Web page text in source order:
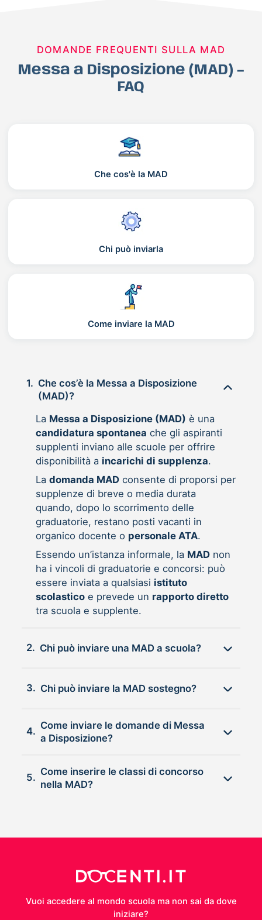
DOMANDE FREQUENTI SULLA MAD
Messa a Disposizione (MAD) –
FAQ
Che cos'è la MAD
Chi può inviarla
Come inviare la MAD
1. Che cos’è la Messa a Disposizione
(MAD)?
La Messa a Disposizione (MAD) è una
candidatura spontanea che gli aspiranti
supplenti inviano alle scuole per offrire
disponibilità a incarichi di supplenza.
La domanda MADconsente di proporsi per
supplenze di breve o media durata
quando, dopo lo scorrimento delle
graduatorie, restano posti vacanti in
organico docente o personale ATA.
Essendo un’istanza informale, la MADnon
ha i vincoli di graduatorie e concorsi: può
essere inviata a qualsiasi istituto
scolasticoe prevede un rapporto diretto
tra scuola e supplente.
2. Chi può inviare una MAD a scuola?
3. Chi può inviare la MAD sostegno?
4.
Come inviare le domande di Messa
a Disposizione?
5.
Come inserire le classi di concorso
nella MAD?
Vuoi accedere al mondo scuola ma non sai da dove
iniziare?